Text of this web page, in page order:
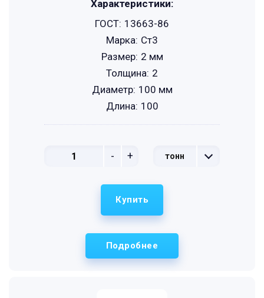
- + тонн
Характеристики:
ГОСТ: 13663-86
Марка: Ст3
Размер: 2 мм
Толщина: 2
Диаметр: 100 мм
Длина: 100
Подробнее
Купить